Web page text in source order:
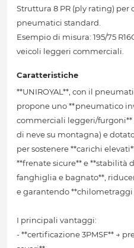
Struttura 8 PR (ply rating)
pneumatici standard.
Esempio di misura: 195/75
veicoli leggeri commerciali.
Caratteristiche
**UNIROYAL**, con il
propone uno **pneumatico
commerciali leggeri/furgoni**
di neve su montagna) e
per sostenere **carichi
**frenate sicure** e **stabilità
fanghiglia e bagnato**,
e garantendo **chilometraggi
I principali vantaggi:
- **certificazione 3PMSF** →